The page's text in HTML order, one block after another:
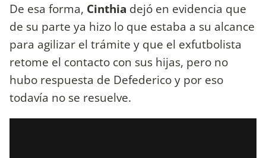
De esa forma, Cinthia dejó en evidencia que
de su parte ya hizo lo que estaba a su alcance
para agilizar el trámite y que el exfutbolista
retome el contacto con sus hijas, pero no
hubo respuesta de Defederico y por eso
todavía no se resuelve.